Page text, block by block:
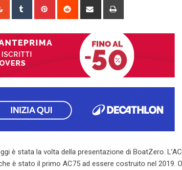
StumbleUpon
Tumblr Pinterest Reddit
Share
è stata la volta della presentazione di BoatZero.
è stato il primo AC75 ad essere costruito nel 2019.